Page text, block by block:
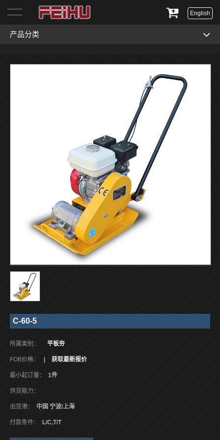
English
产品分类
C-60-5
所属类别： 平板夯
FOB价格： | 获取最新报价
最小起订量： 1件
供货能力：
出货港： 中国 宁波/上海
付款条件： L/C,T/T
首页
关于我们